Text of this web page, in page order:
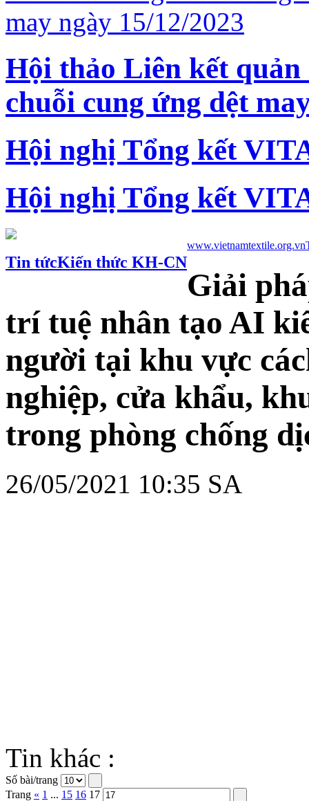
Hội thảo Liên kết
chuỗi cung ứng dệt
Hội nghị Tổng kết
Hội nghị Tổng kết
Tin tứcKiến thức KH-CN
www.vietnamtextile.org.vn
Giải
trí tuệ nhân tạo AI
người tại khu vực
nghiệp, cửa khẩu,
trong phòng chống
26/05/2021 10:35 SA
Tin khác :
Số bài/trang
Trang « 1 ... 15 16 17